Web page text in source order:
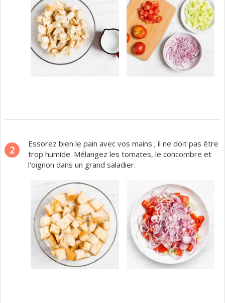
2
Essorez bien le pain avec vos mains ; il ne doit pas être
trop humide. Mélangez les tomates, le concombre et
l'oignon dans un grand saladier.